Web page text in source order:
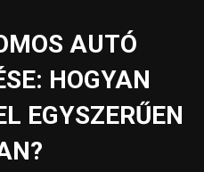
AUTÓ
HOGYAN
EGYSZERŰEN